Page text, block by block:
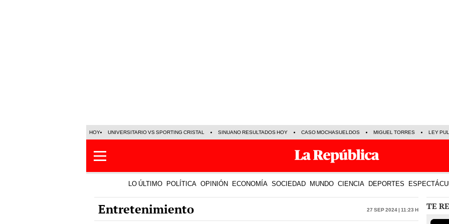
HOY UNIVERSITARIO VS SPORTING CRISTAL SINUANO RESULTADOS HOY CASO MOCHASUELDOS MIGUEL TORRES LEY
LO ÚLTIMO POLÍTICA OPINIÓN ECONOMÍA SOCIEDAD MUNDO CIENCIA DEPORTES
Entretenimiento 27 Sep 2024 | 11:23 h TE